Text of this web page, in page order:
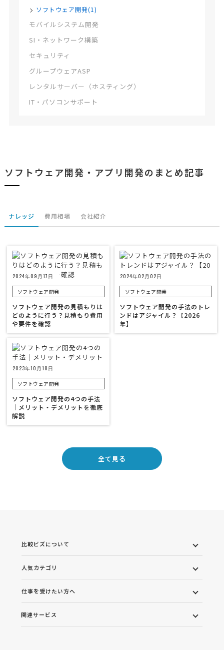
ソフトウェア開発(1)
モバイルシステム開発
SI・ネットワーク構築
セキュリティ
グループウェアASP
レンタルサーバー（ホスティング）
IT・パソコンサポート
ソフトウェア開発・アプリ開発のまとめ記事
ナレッジ 費用相場 会社紹介
2024年09月17日
ソフトウェア開発
ソフトウェア開発の見積もりは
どのように行う？見積もり費用
や要件を確認
2024年02月02日
ソフトウェア開発
ソフトウェア開発の手法のトレ
ンドはアジャイル？【2026
年】
2023年10月18日
ソフトウェア開発
ソフトウェア開発の4つの手法
｜メリット・デメリットを徹底
解説
全て見る
比較ビズについて
人気カテゴリ
仕事を受けたい方へ
関連サービス